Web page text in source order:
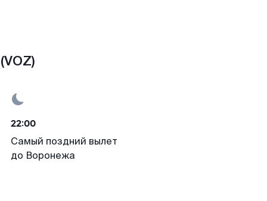
22:00
Самый поздний вылет
до Воронежа